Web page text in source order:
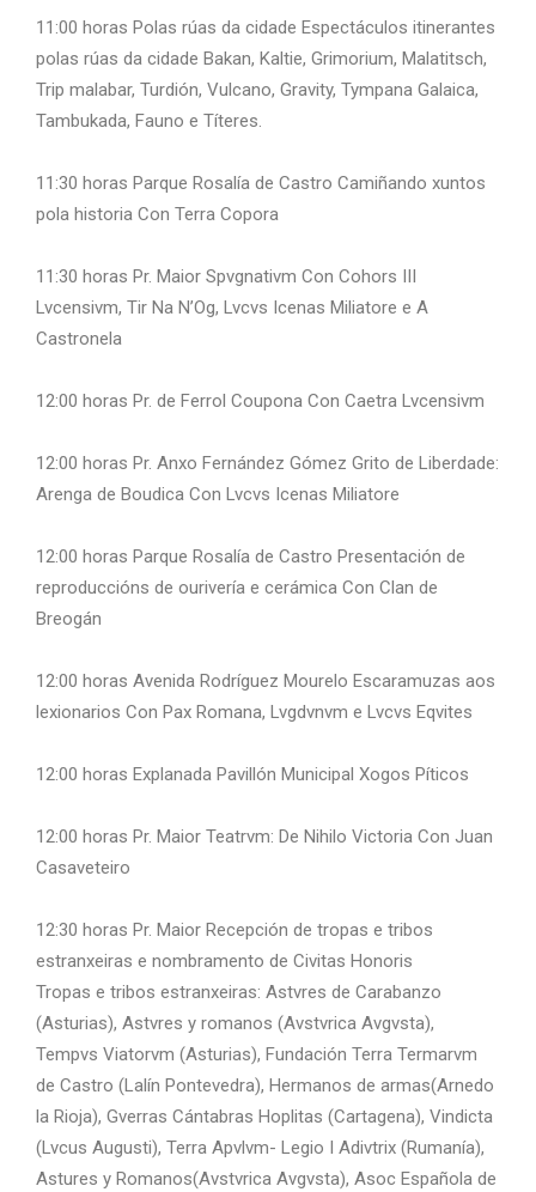
11:00 horas Polas rúas da cidade Espectáculos itinerantes
polas rúas da cidade Bakan, Kaltie, Grimorium, Malatitsch,
Trip malabar, Turdión, Vulcano, Gravity, Tympana Galaica,
Tambukada, Fauno e Títeres.
11:30 horas Parque Rosalía de Castro Camiñando xuntos
pola historia Con Terra Copora
11:30 horas Pr. Maior Spvgnativm Con Cohors III
Lvcensivm, Tir Na N’Og, Lvcvs Icenas Miliatore e A
Castronela
12:00 horas Pr. de Ferrol Coupona Con Caetra Lvcensivm
12:00 horas Pr. Anxo Fernández Gómez Grito de Liberdade:
Arenga de Boudica Con Lvcvs Icenas Miliatore
12:00 horas Parque Rosalía de Castro Presentación de
reproduccións de ourivería e cerámica Con Clan de
Breogán
12:00 horas Avenida Rodríguez Mourelo Escaramuzas aos
lexionarios Con Pax Romana, Lvgdvnvm e Lvcvs Eqvites
12:00 horas Explanada Pavillón Municipal Xogos Píticos
12:00 horas Pr. Maior Teatrvm: De Nihilo Victoria Con Juan
Casaveteiro
12:30 horas Pr. Maior Recepción de tropas e tribos
estranxeiras e nombramento de Civitas Honoris
Tropas e tribos estranxeiras: Astvres de Carabanzo
(Asturias), Astvres y romanos (Avstvrica Avgvsta),
Tempvs Viatorvm (Asturias), Fundación Terra Termarvm
de Castro (Lalín Pontevedra), Hermanos de armas(Arnedo
la Rioja), Gverras Cántabras Hoplitas (Cartagena), Vindicta
(Lvcus Augusti), Terra Apvlvm- Legio I Adivtrix (Rumanía),
Astures y Romanos(Avstvrica Avgvsta), Asoc Española de